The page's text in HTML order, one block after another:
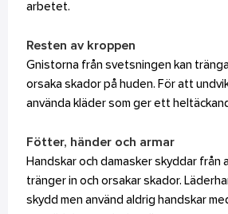
arbetet.
Resten av kroppen
Gnistorna från svetsningen kan
orsaka skador på huden. För att
använda kläder som ger ett
Fötter, händer och armar
Handskar och damasker skyddar
tränger in och orsakar skador.
skydd men använd aldrig handskar